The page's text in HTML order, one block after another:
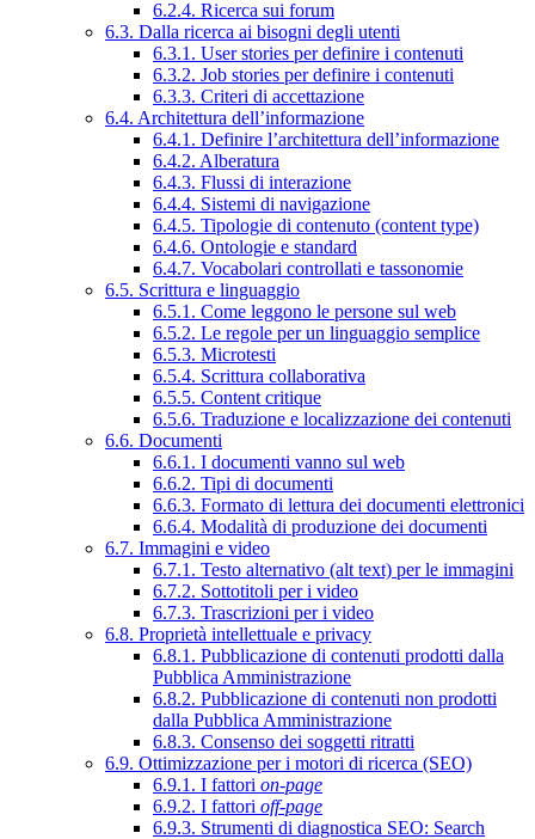
6.2.4. Ricerca sui forum
6.3. Dalla ricerca ai bisogni degli utenti
6.3.1. User stories per definire i contenuti
6.3.2. Job stories per definire i contenuti
6.3.3. Criteri di accettazione
6.4. Architettura dell’informazione
6.4.1. Definire l’architettura dell’informazione
6.4.2. Alberatura
6.4.3. Flussi di interazione
6.4.4. Sistemi di navigazione
6.4.5. Tipologie di contenuto (content type)
6.4.6. Ontologie e standard
6.4.7. Vocabolari controllati e tassonomie
6.5. Scrittura e linguaggio
6.5.1. Come leggono le persone sul web
6.5.2. Le regole per un linguaggio semplice
6.5.3. Microtesti
6.5.4. Scrittura collaborativa
6.5.5. Content critique
6.5.6. Traduzione e localizzazione dei contenuti
6.6. Documenti
6.6.1. I documenti vanno sul web
6.6.2. Tipi di documenti
6.6.3. Formato di lettura dei documenti elettronici
6.6.4. Modalità di produzione dei documenti
6.7. Immagini e video
6.7.1. Testo alternativo (alt text) per le immagini
6.7.2. Sottotitoli per i video
6.7.3. Trascrizioni per i video
6.8. Proprietà intellettuale e privacy
6.8.1. Pubblicazione di contenuti prodotti dalla
Pubblica Amministrazione
6.8.2. Pubblicazione di contenuti non prodotti
dalla Pubblica Amministrazione
6.8.3. Consenso dei soggetti ritratti
6.9. Ottimizzazione per i motori di ricerca (SEO)
6.9.1. I fattori on-page
6.9.2. I fattori off-page
6.9.3. Strumenti di diagnostica SEO: Search